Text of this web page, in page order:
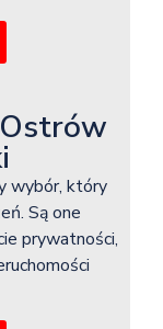
wybór, który
Są one
prywatności,